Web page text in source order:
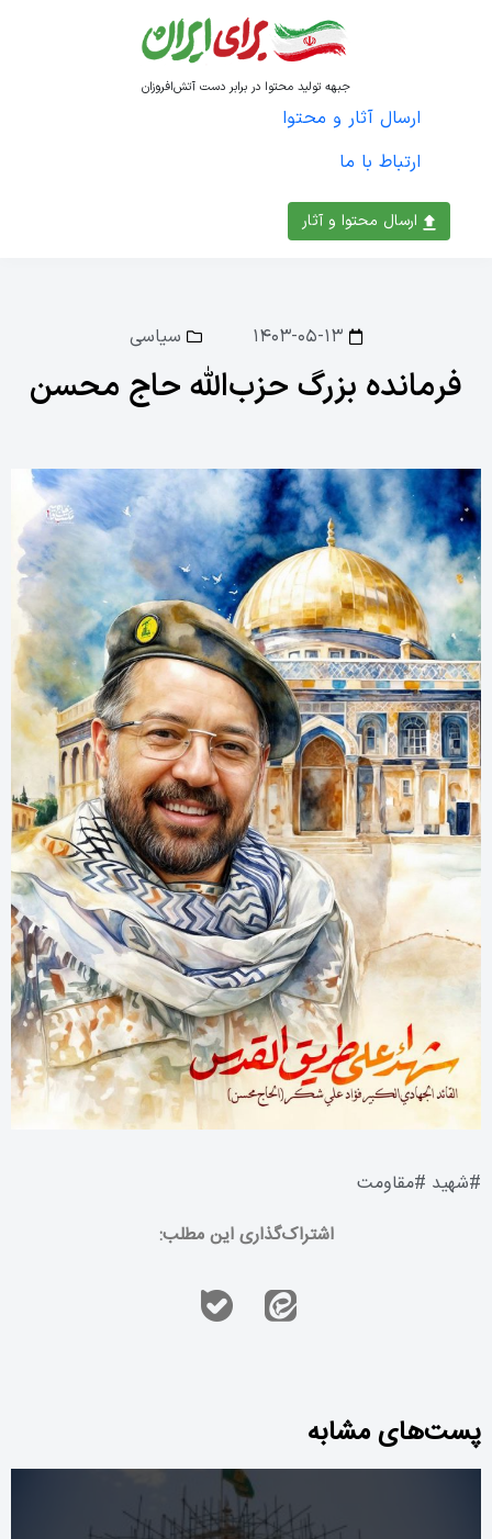
ارسال محتوا و آثار
جبهه تولید محتوا در برابر دست آتش‌افروزان
ارسال آثار و محتوا
ارتباط با ما
۱۴۰۳-۰۵-۱۳ سیاسی
فرمانده بزرگ حزب‌الله حاج محسن
#شهید #مقاومت
اشتراک‌گذاری این مطلب:
پست‌های مشابه